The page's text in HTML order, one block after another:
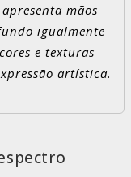
mãos
igualmente
e texturas
artística.